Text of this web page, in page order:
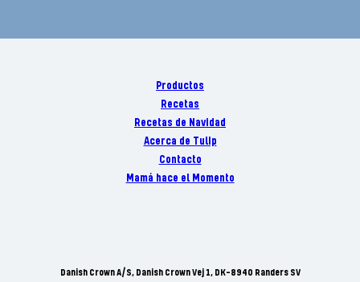
Productos
Recetas
Recetas de Navidad
Acerca de Tulip
Contacto
Mamá hace el Momento
Danish Crown A/S, Danish Crown Vej 1, DK-8940 Randers SV